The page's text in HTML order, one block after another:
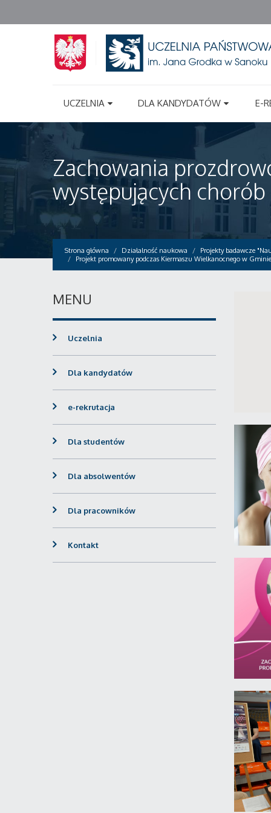
UCZELNIA DLA KANDYDATÓW E-
Zachowania
występujących
Strona główna Działalność naukowa
Projekty badawcze
Projekt promowany podczas Kiermaszu Wielkanocnego w
MENU
Uczelnia
Dla kandydatów
e-rekrutacja
Dla studentów
Dla absolwentów
Dla pracowników
Kontakt